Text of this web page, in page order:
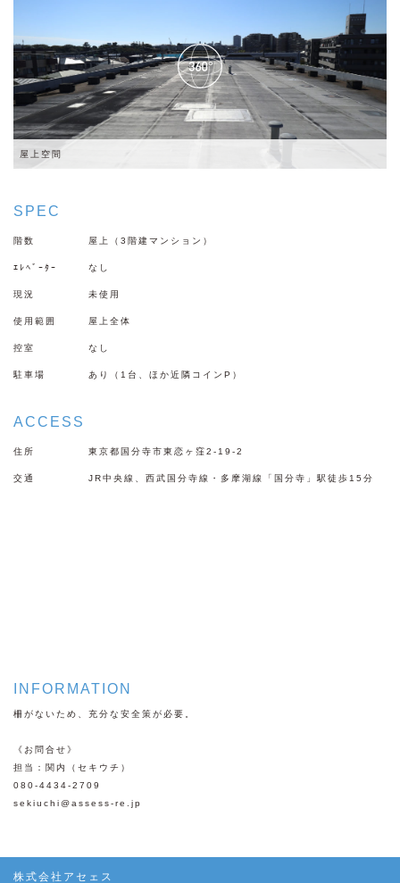
屋上空間
SPEC
階数 屋上（3階建マンション）
ｴﾚﾍﾞｰﾀｰ なし
現況 未使用
使用範囲 屋上全体
控室 なし
駐車場 あり（1台、ほか近隣コインP）
ACCESS
住所 東京都国分寺市東恋ヶ窪2-19-2
交通 JR中央線、西武国分寺線・多摩湖線「国分寺」駅徒歩15分
INFORMATION
柵がないため、充分な安全策が必要。
《お問合せ》
担当：関内（セキウチ）
080-4434-2709
sekiuchi@assess-re.jp
株式会社アセェス